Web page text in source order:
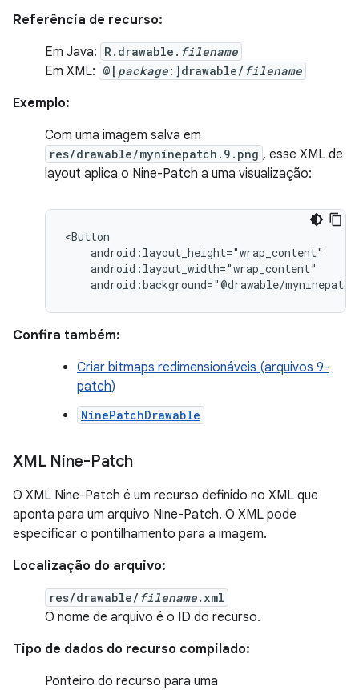
Referência de recurso:
Em Java: R.drawable. filename
Em XML: @[ package:]drawable/ filename
Exemplo:
Com uma imagem salva em
res/drawable/myninepatch.9.png , esse XML de
layout aplica o Nine-Patch a uma visualização:
android:background="@drawable/
Confira também:
Criar bitmaps redimensionáveis (arquivos 9-
patch)
NinePatchDrawable
XML Nine-Patch
O XML Nine-Patch é um recurso definido no XML que
aponta para um arquivo Nine-Patch. O XML pode
especificar o pontilhamento para a imagem.
Localização do arquivo:
res/drawable/ filename.xml
O nome de arquivo é o ID do recurso.
Tipo de dados do recurso compilado:
Ponteiro do recurso para uma